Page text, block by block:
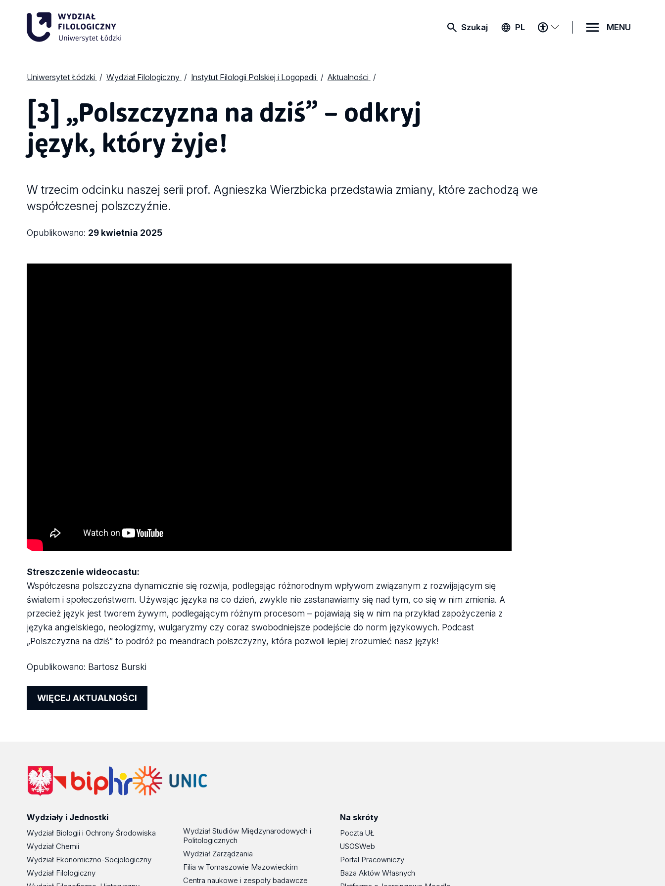
Szukaj PL
MENU
DOSTĘPNOŚCI
MENU
Uniwersytet Łódzki Wydział Filologiczny Instytut Filologii Polskiej i Logopedii Aktualności
[3] „Polszczyzna na dziś” – odkryj
język, który żyje!
W trzecim odcinku naszej serii prof. Agnieszka Wierzbicka przedstawia zmiany, które zachodzą we
współczesnej polszczyźnie.
Opublikowano: 29 kwietnia 2025
Streszczenie wideocastu:
Współczesna polszczyzna dynamicznie się rozwija, podlegając różnorodnym wpływom związanym z rozwijającym się
światem i społeczeństwem. Używając języka na co dzień, zwykle nie zastanawiamy się nad tym, co się w nim zmienia. A
przecież język jest tworem żywym, podlegającym różnym procesom – pojawiają się w nim na przykład zapożyczenia z
języka angielskiego, neologizmy, wulgaryzmy czy coraz swobodniejsze podejście do norm językowych. Podcast
„Polszczyzna na dziś” to podróż po meandrach polszczyzny, która pozwoli lepiej zrozumieć nasz język!
Opublikowano: Bartosz Burski
WIĘCEJ AKTUALNOŚCI
Wydziały i Jednostki
Wydział Biologii i Ochrony Środowiska
Wydział Chemii
Wydział Ekonomiczno-Socjologiczny
Wydział Filologiczny
Wydział Studiów Międzynarodowych i
Politologicznych
Wydział Zarządzania
Filia w Tomaszowie Mazowieckim
Centra naukowe i zespoły badawcze
Na skróty
Poczta UŁ
USOSWeb
Portal Pracowniczy
Baza Aktów Własnych